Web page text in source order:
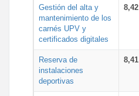
Gestión del alta y
mantenimiento de los
carnés UPV y
certificados digitales
8,42
Reserva de
instalaciones
deportivas
8,41